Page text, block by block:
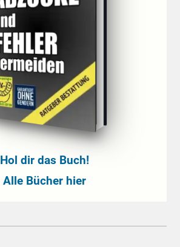
Hol dir das Buch!
Alle Bücher hier